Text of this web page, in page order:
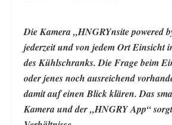
Die Kamera „HNGRYnsite powered
jederzeit und von jedem Ort Einsicht
des Kühlschranks. Die Frage beim
oder jenes noch ausreichend
damit auf einen Blick klären. Das
Kamera und der „HNGRY App“